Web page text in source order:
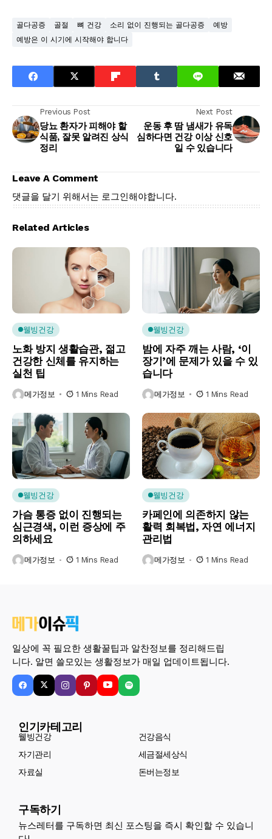
골다공증 골절 뼈 건강 소리 없이 진행되는 골다공증
예방
예방은 이 시기에 시작해야 합니다
Previous Post
당뇨 환자가 피해야 할
식품, 잘못 알려진 상식
정리
Next Post
운동 후 땀 냄새가 유독
심하다면 건강 이상 신호
일 수 있습니다
Leave A Comment
댓글을 달기 위해서는 로그인해야합니다.
Related Articles
웰빙건강
노화 방지 생활습관, 젊고
건강한 신체를 유지하는
실천 팁
메가정보 1 Mins Read
웰빙건강
밤에 자주 깨는 사람, ‘이
장기’에 문제가 있을 수 있
습니다
메가정보 1 Mins Read
웰빙건강
가슴 통증 없이 진행되는
심근경색, 이런 증상에 주
의하세요
메가정보 1 Mins Read
웰빙건강
카페인에 의존하지 않는
활력 회복법, 자연 에너지
관리법
메가정보 1 Mins Read
일상에 꼭 필요한 생활꿀팁과 알찬정보를 정리해드립
니다. 알면 쓸모있는 생활정보가 매일 업데이트됩니다.
인기카테고리
웰빙건강
건강음식
자기관리
세금절세상식
자료실
돈버는정보
구독하기
뉴스레터를 구독하면 최신 포스팅을 즉시 확인할 수 있습니